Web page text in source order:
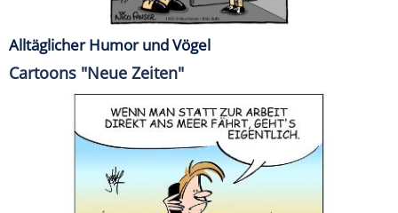
Alltäglicher Humor und Vögel
Cartoons "Neue Zeiten"